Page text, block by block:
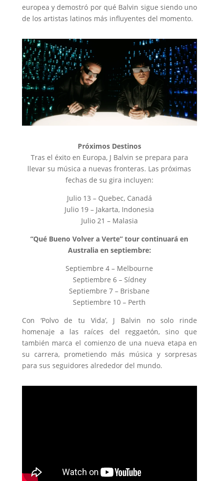
europea y demostró por qué Balvin sigue siendo uno
de los artistas latinos más influyentes del momento.
Próximos Destinos
Tras el éxito en Europa, J Balvin se prepara para
llevar su música a nuevas fronteras. Las próximas
fechas de su gira incluyen:
Julio 13 – Quebec, Canadá
Julio 19 – Jakarta, Indonesia
Julio 21 – Malasia
“Qué Bueno Volver a Verte” tour continuará en
Australia en septiembre:
Septiembre 4 – Melbourne
Septiembre 6 – Sídney
Septiembre 7 – Brisbane
Septiembre 10 – Perth
Con ‘Polvo de tu Vida’, J Balvin no solo rinde
homenaje a las raíces del reggaetón, sino que
también marca el comienzo de una nueva etapa en
su carrera, prometiendo más música y sorpresas
para sus seguidores alrededor del mundo.